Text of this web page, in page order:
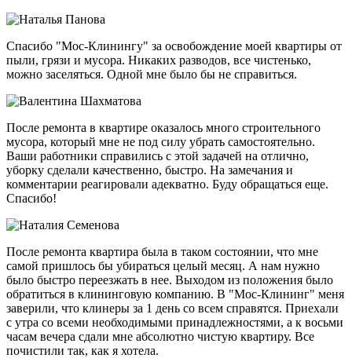
Спасибо "Мос-Клинингу" за освобождение моей квартиры от
пыли, грязи и мусора. Никаких разводов, все чистенько,
можно заселяться. Одной мне было бы не справиться.
После ремонта в квартире оказалось много строительного
мусора, который мне не под силу убрать самостоятельно.
Ваши работники справились с этой задачей на отлично,
уборку сделали качественно, быстро. На замечания и
комментарии реагировали адекватно. Буду обращаться еще.
Спасибо!
После ремонта квартира была в таком состоянии, что мне
самой пришлось бы убираться целый месяц. А нам нужно
было быстро переезжать в нее. Выходом из положения было
обратиться в клининговую компанию. В "Мос-Клининг" меня
заверили, что клинеры за 1 день со всем справятся. Приехали
с утра со всеми необходимыми принадлежностями, а к восьми
часам вечера сдали мне абсолютно чистую квартиру. Все
почистили так, как я хотела.